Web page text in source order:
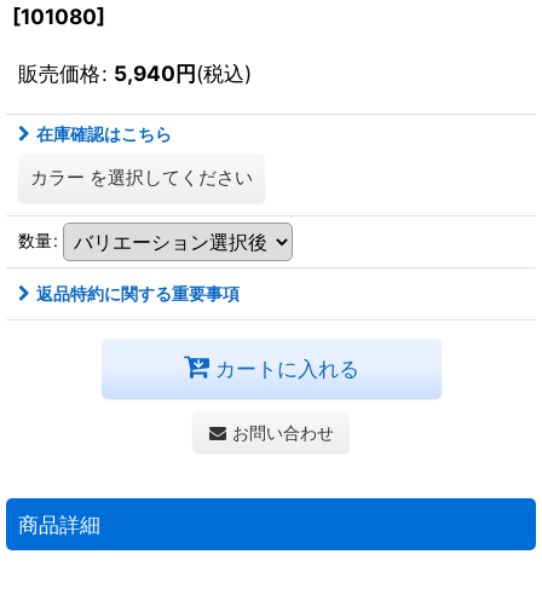
[101080]
販売価格: 5,940円(税込)
在庫確認はこちら
カラー を選択してください
数量:
返品特約に関する重要事項
カートに入れる
お問い合わせ
商品詳細